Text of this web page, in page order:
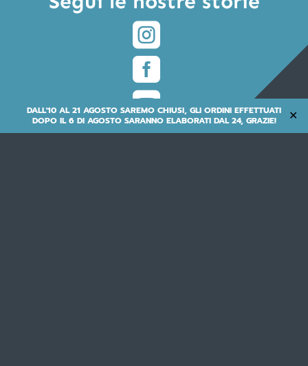
DALL'10 AL 21 AGOSTO SAREMO CHIUSI, GLI ORDINI EFFETTUATI
DOPO IL 6 DI AGOSTO SARANNO ELABORATI DAL 24, GRAZIE!
✕


